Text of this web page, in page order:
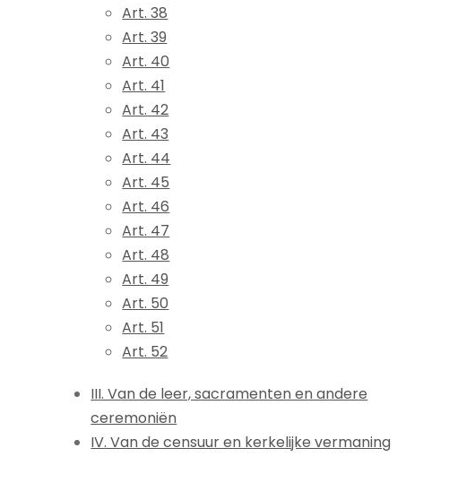
Art. 38
Art. 39
Art. 40
Art. 41
Art. 42
Art. 43
Art. 44
Art. 45
Art. 46
Art. 47
Art. 48
Art. 49
Art. 50
Art. 51
Art. 52
III. Van de leer, sacramenten en andere
ceremoniën
IV. Van de censuur en kerkelijke vermaning